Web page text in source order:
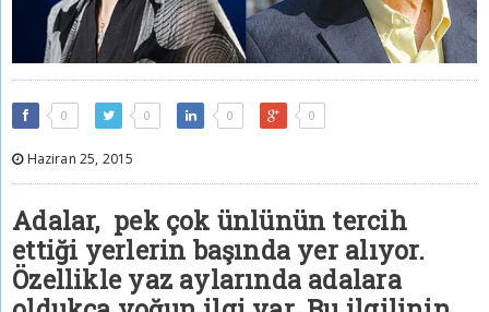
0 0 0 0
Haziran 25, 2015
Adalar, pek çok ünlünün tercih
ettiği yerlerin başında yer alıyor.
Özellikle yaz aylarında adalara